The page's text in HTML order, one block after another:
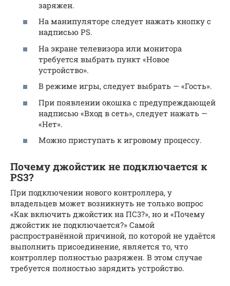
заряжен.
На манипуляторе следует нажать кнопку с
надписью PS.
На экране телевизора или монитора
требуется выбрать пункт «Новое
устройство».
В режиме игры, следует выбрать — «Гость».
При появлении окошка с предупреждающей
надписью «Вход в сеть», следует нажать —
«Нет».
Можно приступать к игровому процессу.
Почему джойстик не подключается к
PS3?
При подключении нового контроллера, у
владельцев может возникнуть не только вопрос
«Как включить джойстик на ПС3?», но и «Почему
джойстик не подключается?» Самой
распространённой причиной, по которой не удаётся
выполнить присоединение, является то, что
контроллер полностью разряжен. В этом случае
требуется полностью зарядить устройство.